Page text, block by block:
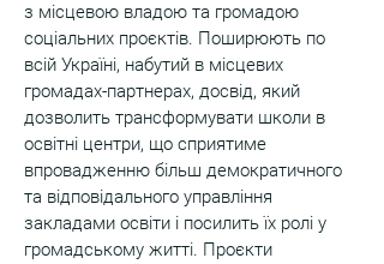
з місцевою владою та громадою
соціальних проєктів. Поширюють по
всій Україні, набутий в місцевих
громадах-партнерах, досвід, який
дозволить трансформувати школи в
освітні центри, що сприятиме
впровадженню більш демократичного
та відповідального управління
закладами освіти і посилить їх ролі у
громадському житті. Проєкти